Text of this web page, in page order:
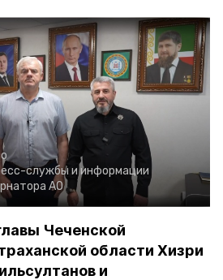
службы и информации
АО
Чеченской
области Хизри
и